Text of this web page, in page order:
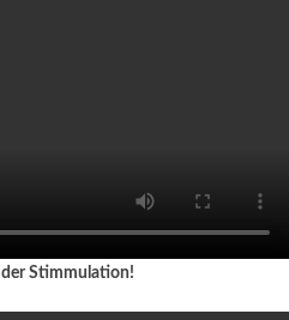
der Stimmulation!